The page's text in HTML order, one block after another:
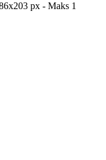
px - Maks 1